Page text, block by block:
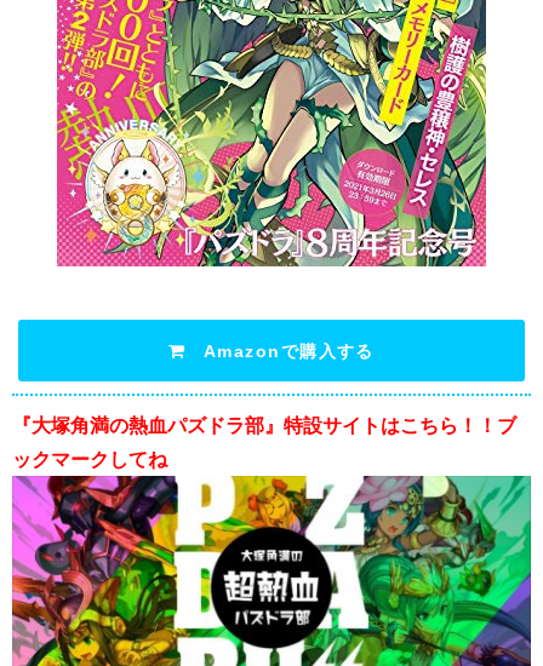
Amazonで購入する
『大塚角満の熱血パズドラ部』特設サイトはこちら！！ブ
ックマークしてね